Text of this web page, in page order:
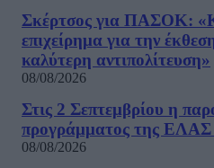
Σκέρτσος για ΠΑΣΟΚ:
επιχείρημα για την
καλύτερη αντιπολίτευση»
08/08/2026
Στις 2 Σεπτεμβρίου η
προγράμματος της ΕΛΑΣ
08/08/2026